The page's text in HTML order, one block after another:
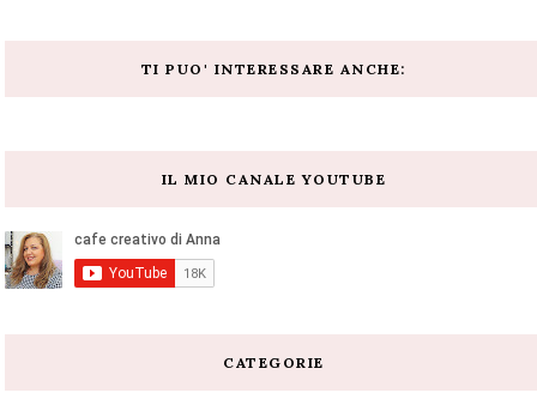
TI PUO' INTERESSARE ANCHE:
IL MIO CANALE YOUTUBE
CATEGORIE